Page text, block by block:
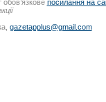
обов’язкове посилання на
gazetapplus@gmail.com